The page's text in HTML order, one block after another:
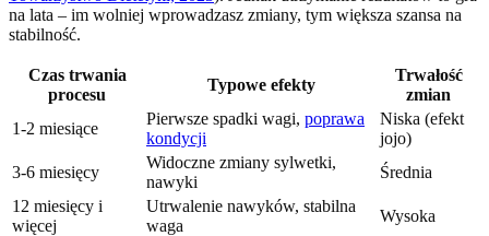
na lata – im wolniej wprowadzasz zmiany, tym większa szansa na
stabilność.
Czas trwania
procesu
Typowe efekty
Trwałość
zmian
1-2 miesiące
Pierwsze spadki wagi, poprawa
kondycji
Niska (efekt
jojo)
3-6 miesięcy
Widoczne zmiany sylwetki,
nawyki
Średnia
12 miesięcy i
więcej
Utrwalenie nawyków, stabilna
waga
Wysoka